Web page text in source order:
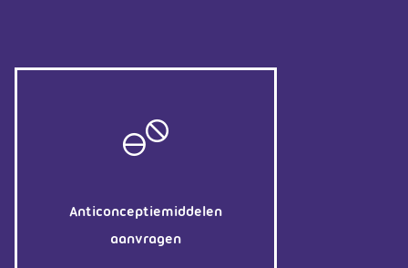
Anticonceptiemiddelen
aanvragen